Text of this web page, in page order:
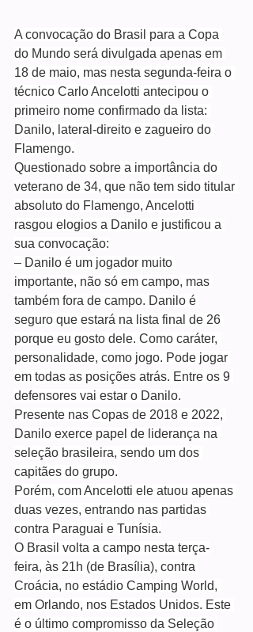
A convocação do Brasil para a Copa
do Mundo será divulgada apenas em
18 de maio, mas nesta segunda-feira o
técnico Carlo Ancelotti antecipou o
primeiro nome confirmado da lista:
Danilo, lateral-direito e zagueiro do
Flamengo.
Questionado sobre a importância do
veterano de 34, que não tem sido titular
absoluto do Flamengo, Ancelotti
rasgou elogios a Danilo e justificou a
sua convocação:
– Danilo é um jogador muito
importante, não só em campo, mas
também fora de campo. Danilo é
seguro que estará na lista final de 26
porque eu gosto dele. Como caráter,
personalidade, como jogo. Pode jogar
em todas as posições atrás. Entre os 9
defensores vai estar o Danilo.
Presente nas Copas de 2018 e 2022,
Danilo exerce papel de liderança na
seleção brasileira, sendo um dos
capitães do grupo.
Porém, com Ancelotti ele atuou apenas
duas vezes, entrando nas partidas
contra Paraguai e Tunísia.
O Brasil volta a campo nesta terça-
feira, às 21h (de Brasília), contra
Croácia, no estádio Camping World,
em Orlando, nos Estados Unidos. Este
é o último compromisso da Seleção